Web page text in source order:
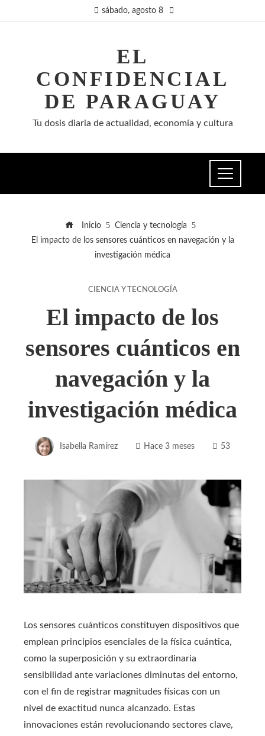
sábado, agosto 8
EL
CONFIDENCIAL
DE PARAGUAY
Tu dosis diaria de actualidad, economía y cultura
Inicio
Ciencia y tecnología
El impacto de los sensores cuánticos en navegación y la
investigación médica
CIENCIA Y TECNOLOGÍA
El impacto de los
sensores cuánticos en
navegación y la
investigación médica
Isabella Ramírez Hace 3 meses 53
Los sensores cuánticos constituyen dispositivos que
emplean principios esenciales de la física cuántica,
como la superposición y su extraordinaria
sensibilidad ante variaciones diminutas del entorno,
con el fin de registrar magnitudes físicas con un
nivel de exactitud nunca alcanzado. Estas
innovaciones están revolucionando sectores clave,